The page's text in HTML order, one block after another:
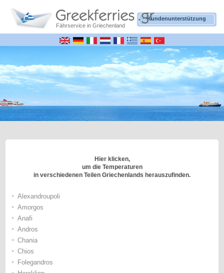
Fährservice in Griechenland
Kundenunterstützung
Hier klicken,
um die Temperaturen
in verschiedenen Teilen Griechenlands herauszufinden.
• Alexandroupoli
• Amorgos
• Anafi
• Andros
• Chania
• Chios
• Folegandros